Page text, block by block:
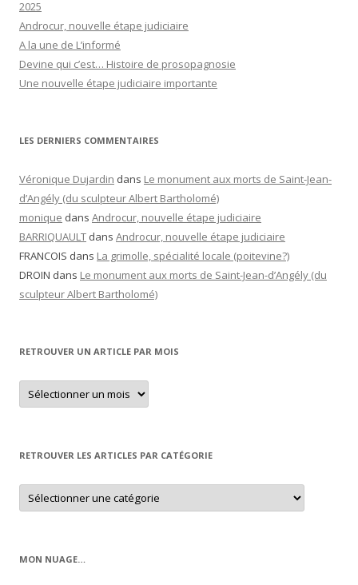
2025
Androcur, nouvelle étape judiciaire
A la une de L’informé
Devine qui c’est… Histoire de prosopagnosie
Une nouvelle étape judiciaire importante
LES DERNIERS COMMENTAIRES
Véronique Dujardin dans Le monument aux morts de Saint-Jean-
d’Angély (du sculpteur Albert Bartholomé)
monique dans Androcur, nouvelle étape judiciaire
BARRIQUAULT dans Androcur, nouvelle étape judiciaire
FRANCOIS dans La grimolle, spécialité locale (poitevine?)
DROIN dans Le monument aux morts de Saint-Jean-d’Angély (du
sculpteur Albert Bartholomé)
RETROUVER UN ARTICLE PAR MOIS
Retrouver
un
article
RETROUVER LES ARTICLES PAR CATÉGORIE
Retrouver
les
articles
MON NUAGE…